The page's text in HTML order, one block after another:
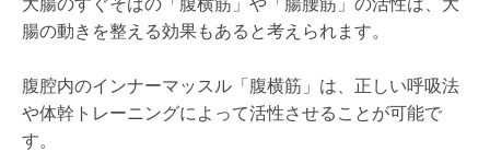
す。
や歩行によって働き、上にある大腸の蠕動（ぜんどう）
運動に良い影響を及ぼすと考えられます。